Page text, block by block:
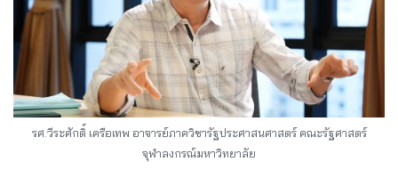
รศ.วีระศักดิ์ เครือเทพ อาจารย์ภาควิชารัฐประศาสนศาสตร์ คณะรัฐศาสตร์
จุฬาลงกรณ์มหาวิทยาลัย